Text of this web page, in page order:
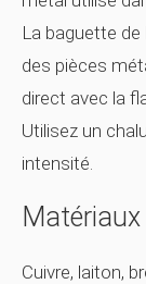
La baguette
des pièces
direct avec la
Utilisez un
intensité.
Cuivre, laiton,